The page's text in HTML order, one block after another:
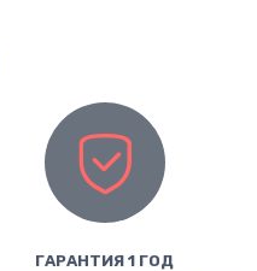
ГАРАНТИЯ 1 ГОД